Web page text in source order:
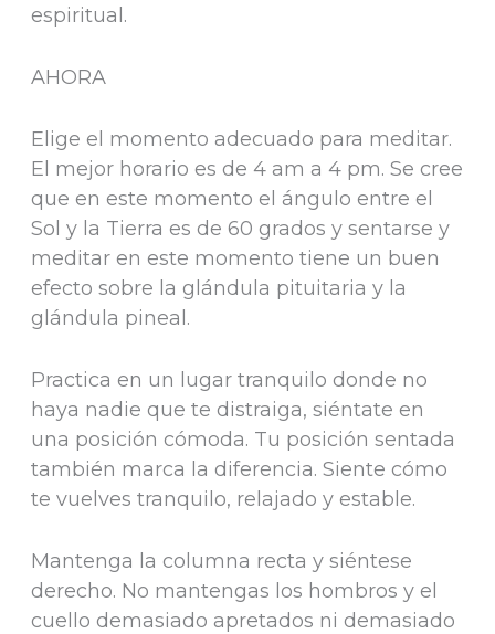
espiritual.
AHORA
Elige el momento adecuado para meditar.
El mejor horario es de 4 am a 4 pm. Se cree
que en este momento el ángulo entre el
Sol y la Tierra es de 60 grados y sentarse y
meditar en este momento tiene un buen
efecto sobre la glándula pituitaria y la
glándula pineal.
Practica en un lugar tranquilo donde no
haya nadie que te distraiga, siéntate en
una posición cómoda. Tu posición sentada
también marca la diferencia. Siente cómo
te vuelves tranquilo, relajado y estable.
Mantenga la columna recta y siéntese
derecho. No mantengas los hombros y el
cuello demasiado apretados ni demasiado